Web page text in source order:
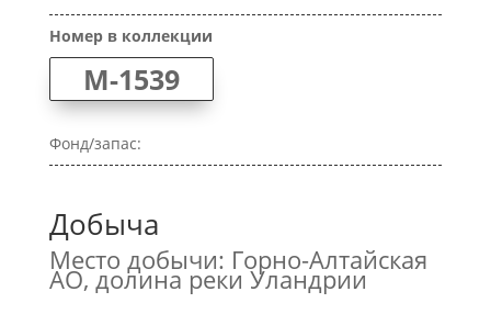
Номер в коллекции
M-1539
Фонд/запас:
Добыча
Место добычи: Горно-Алтайская
АО, долина реки Уландрии